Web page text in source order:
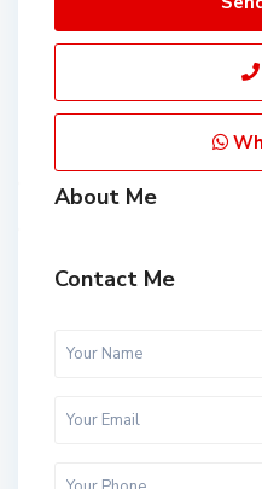
About Me
Contact Me